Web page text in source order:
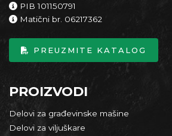
PIB 101150791
Matični br. 06217362
PREUZMITE KATALOG
PROIZVODI
Delovi za građevinske mašine
Delovi za viljuškare